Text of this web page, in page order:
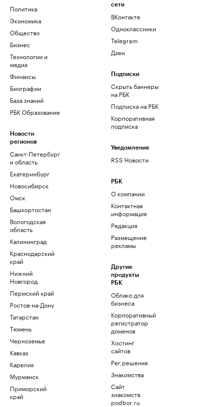
Политика
Экономика
Общество
Бизнес
Технологии и
медиа
Финансы
Биографии
База знаний
РБК Образование
Новости
регионов
Санкт-Петербург
и область
Екатеринбург
Новосибирск
Омск
Башкортостан
Вологодская
область
Калининград
Краснодарский
край
Нижний
Новгород
Пермский край
Ростов-на-Дону
Татарстан
Тюмень
Черноземье
Кавказ
Карелия
Мурманск
Приморский
край
сети
ВКонтакте
Одноклассники
Telegram
Дзен
Подписки
Скрыть баннеры
на РБК
Подписка на РБК
Корпоративная
подписка
Уведомления
RSS Новости
РБК
О компании
Контактная
информация
Редакция
Размещение
рекламы
Другие
продукты
РБК
Облако для
бизнеса
Корпоративный
регистратор
доменов
Хостинг
сайтов
Рег.решения
Знакомства
Сайт
знакомств
podbor.ru